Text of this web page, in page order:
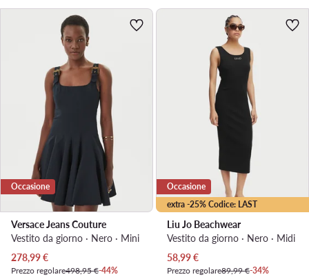
Occasione
Versace Jeans Couture
Vestito da giorno · Nero · Mini
Prezzo attuale
278,99€
Prezzo regolare498,95 €-44%
extra -25% Codice: LAST
Occasione
Liu Jo Beachwear
Vestito da giorno · Nero · Midi
Prezzo attuale
58,99€
Prezzo regolare89,99 €-34%